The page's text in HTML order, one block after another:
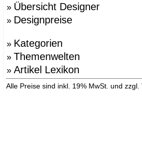
» Übersicht Designer
» Designpreise
» Kategorien
» Themenwelten
» Artikel Lexikon
Alle Preise sind inkl. 19% MwSt. und zzgl.